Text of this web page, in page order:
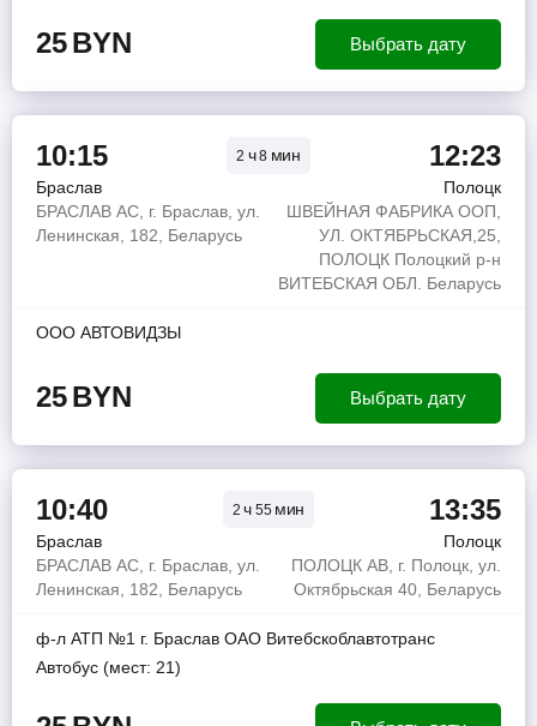
25BYN Выбрать дату
10:15 2 ч8 мин 12:23
Браслав
Полоцк
БРАСЛАВ АС, г. Браслав, ул.
Ленинская, 182, Беларусь
ШВЕЙНАЯ ФАБРИКА ООП,
УЛ. ОКТЯБРЬСКАЯ,25,
ПОЛОЦК Полоцкий р-н
ВИТЕБСКАЯ ОБЛ. Беларусь
ООО АВТОВИДЗЫ
25BYN Выбрать дату
10:40 2ч 55 мин 13:35
Браслав
Полоцк
БРАСЛАВ АС, г. Браслав, ул.
Ленинская, 182, Беларусь
ПОЛОЦК АВ, г. Полоцк, ул.
Октябрьская 40, Беларусь
ф-л АТП №1 г. Браслав ОАО Витебскоблавтотранс
Автобус (мест: 21)